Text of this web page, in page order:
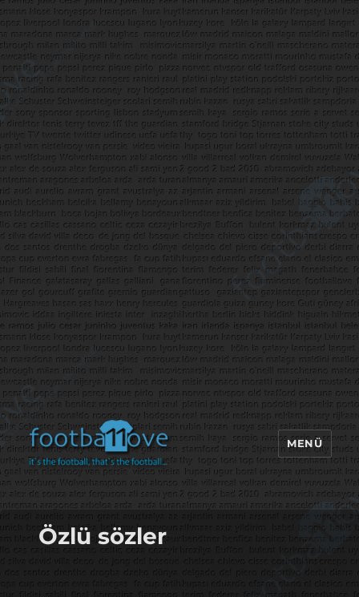
footbaLLove
MENÜ
Özlü sözler